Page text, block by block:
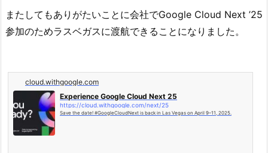
またしてもありがたいことに会社でGoogle Cloud Next ’25
参加のためラスベガスに渡航できることになりました。
cloud.withgoogle.com
Experience Google Cloud Next 25
https://cloud.withgoogle.com/next/25
Save the date! #GoogleCloudNext is back in Las Vegas on April 9–11, 2025.